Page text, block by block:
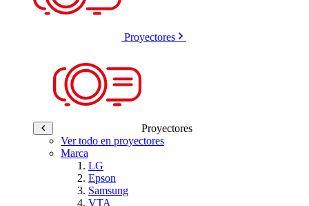
Proyectores
Proyectores
Ver todo en proyectores
Marca
LG
Epson
Samsung
VTA